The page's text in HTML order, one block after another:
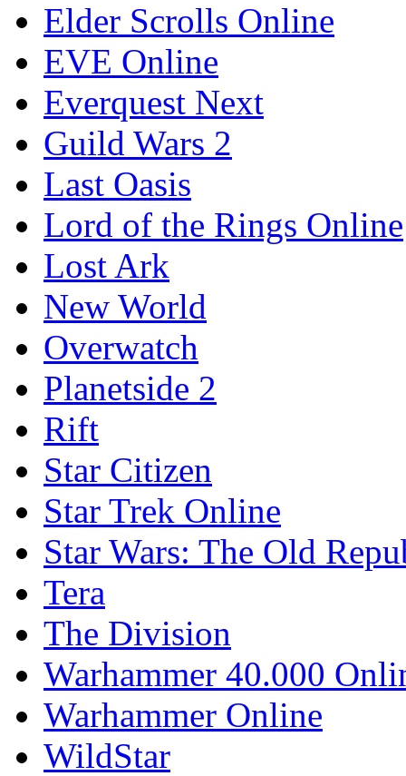
Elder Scrolls Online
EVE Online
Everquest Next
Guild Wars 2
Last Oasis
Lord of the Rings Online
Lost Ark
New World
Overwatch
Planetside 2
Rift
Star Citizen
Star Trek Online
Star Wars: The Old
Tera
The Division
Warhammer 40.000
Warhammer Online
WildStar